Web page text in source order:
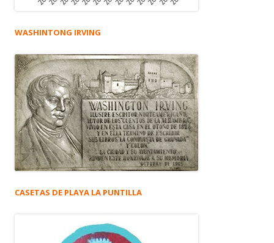
WASHINTONG IRVING
CASETAS DE PLAYA LA PUNTILLA